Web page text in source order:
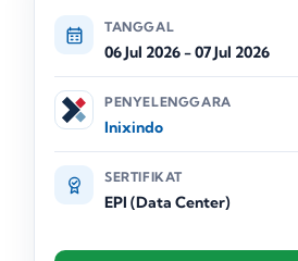
TANGGAL
06 Jul 2026-07 Jul 2026
PENYELENGGARA
Inixindo
SERTIFIKAT
EPI (Data Center)